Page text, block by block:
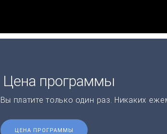
Цена программы
Вы платите только один раз. Никаких
ЦЕНА ПРОГРАММЫ